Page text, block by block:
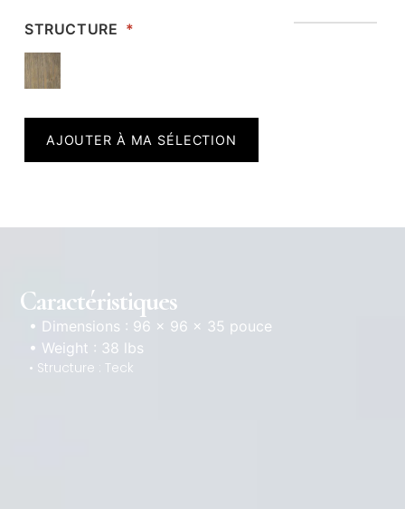
STRUCTURE *
AJOUTER À MA SÉLECTION
Caractéristiques
• Dimensions : 96 × 96 × 35 pouce
• Weight : 38 lbs
• Structure : Teck